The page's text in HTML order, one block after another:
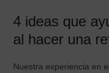
4 ideas que
al hacer una
Nuestra experiencia en